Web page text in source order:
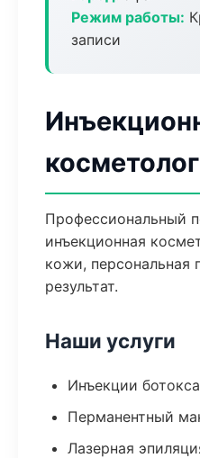
Режим работы:
записи
Профессиональный
инъекционная
кожи,
результат.
Наши услуги
Инъекции
Перманентный
Лазерная